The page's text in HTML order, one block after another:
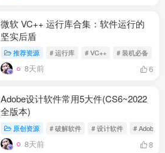
微软 VC++ 运行库合集：软件运行的
坚实后盾
推荐资源 # 运行库 # VC++ # 装机必备
8天前 6
Adobe设计软件常用5大件(CS6~2022
全版本)
原创资源 # 破解软件 # 设计软件 # Adobe
8天前 8